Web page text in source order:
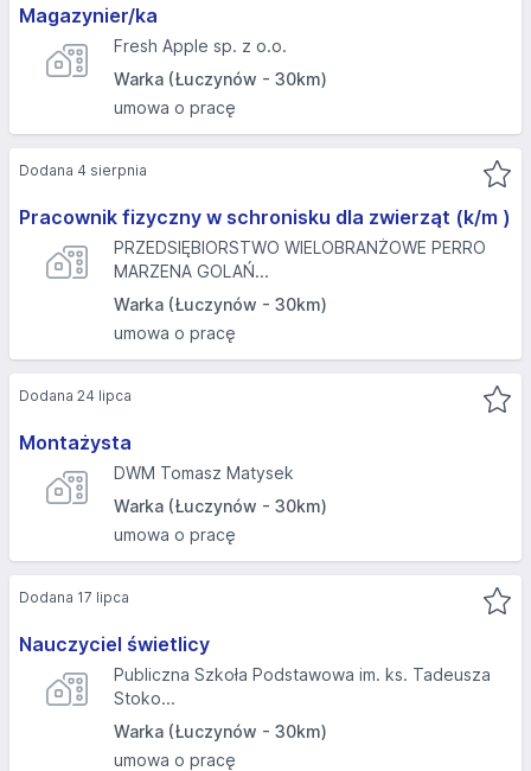
Magazynier/ka
Fresh Apple sp. z o.o.
Warka (Łuczynów - 30km)
umowa o pracę
Pracownik fizyczny w schronisku dla zwierząt (k/m )
PRZEDSIĘBIORSTWO WIELOBRANŻOWE PERRO
MARZENA GOLAŃ...
Warka (Łuczynów - 30km)
umowa o pracę
Dodana 4 sierpnia
Montażysta
DWM Tomasz Matysek
Warka (Łuczynów - 30km)
umowa o pracę
Dodana 24 lipca
Nauczyciel świetlicy
Publiczna Szkoła Podstawowa im. ks. Tadeusza
Stoko...
Warka (Łuczynów - 30km)
umowa o pracę
Dodana 17 lipca